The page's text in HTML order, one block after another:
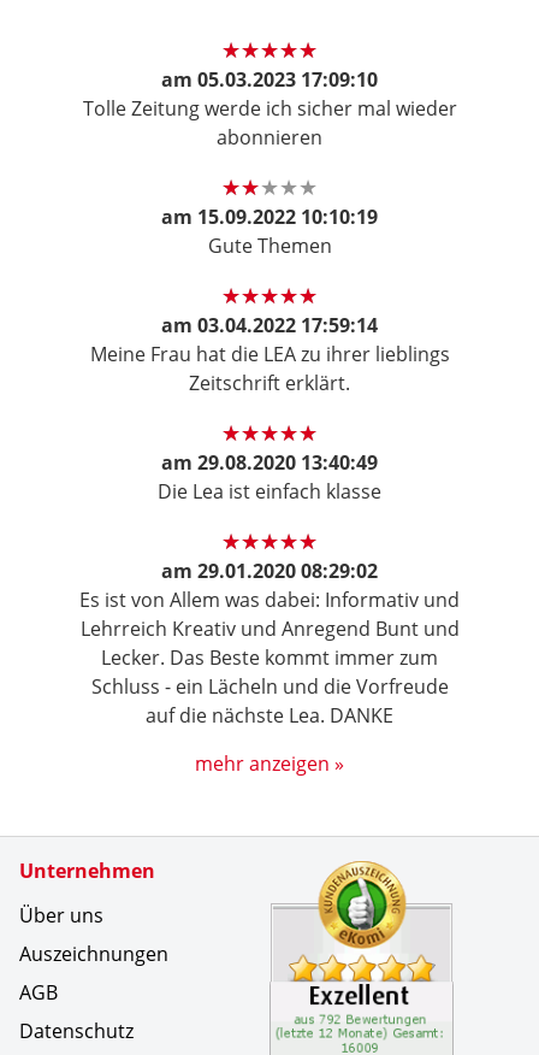
am 05.03.2023 17:09:10
Tolle Zeitung werde ich sicher mal wieder
abonnieren
am 15.09.2022 10:10:19
Gute Themen
am 03.04.2022 17:59:14
Meine Frau hat die LEA zu ihrer lieblings
Zeitschrift erklärt.
am 29.08.2020 13:40:49
Die Lea ist einfach klasse
am 29.01.2020 08:29:02
Es ist von Allem was dabei: Informativ und
Lehrreich Kreativ und Anregend Bunt und
Lecker. Das Beste kommt immer zum
Schluss - ein Lächeln und die Vorfreude
auf die nächste Lea. DANKE
mehr anzeigen »
Unternehmen
Über uns
Auszeichnungen
AGB
Datenschutz
Zertifikate